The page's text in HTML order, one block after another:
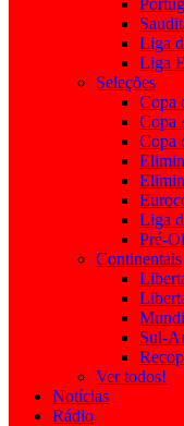
Liga
Liga
Seleções
Copa
Copa
Copa
Liga
Pré-
Continentais
Sul-
Ver todos!
Notícias
Rádio